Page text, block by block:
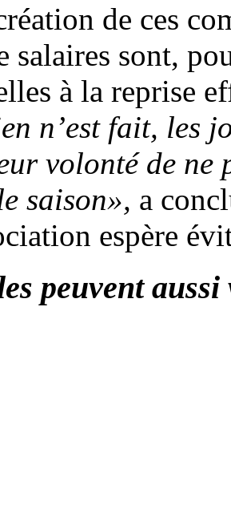
de ces
salaires sont,
à la reprise
n’est fait, les
volonté de ne
saison», a
espère
peuvent